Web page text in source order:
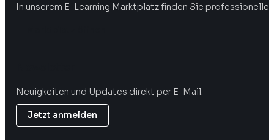
In unserem E-Learning Marktplatz finden Sie professionelle
Neuigkeiten und Updates direkt per E-Mail.
Jetzt anmelden